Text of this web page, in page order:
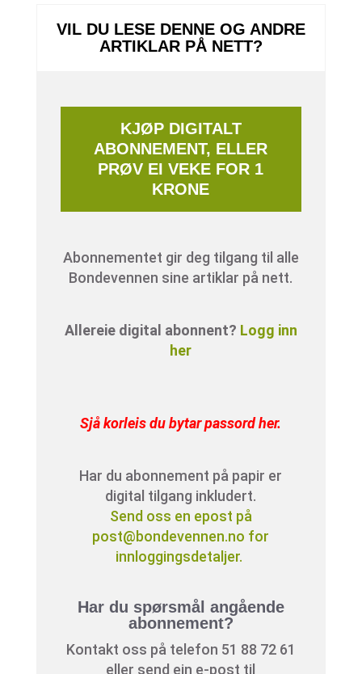
VIL DU LESE DENNE OG ANDRE
ARTIKLAR PÅ NETT?
KJØP DIGITALT
ABONNEMENT, ELLER
PRØV EI VEKE FOR 1
KRONE
Abonnementet gir deg tilgang til alle
Bondevennen sine artiklar på nett.
Allereie digital abonnent? Logg inn
her
Sjå korleis du bytar passord her.
Har du abonnement på papir er
digital tilgang inkludert.
Send oss en epost på
post@bondevennen.no for
innloggingsdetaljer.
Har du spørsmål angående
abonnement?
Kontakt oss på telefon 51 88 72 61
eller send ein e-post til